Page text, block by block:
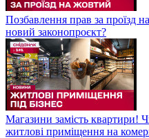
Позбавлення прав за проїзд
новий законопроєкт?
Магазини замість квартири!
житлові приміщення на